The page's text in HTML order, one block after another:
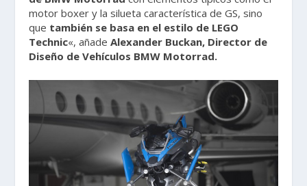
motor boxer y la silueta característica de GS, sino
que también se basa en el estilo de LEGO
Technic«, añadeAlexander Buckan, Director de
Diseño de Vehículos BMW Motorrad.